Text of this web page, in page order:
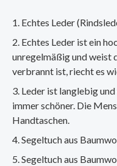
Echtes Leder
Echtes Leder ist ein
unregelmäßig und weist
verbrannt ist, riecht es
Leder ist langlebig
immer schöner. Die
Handtaschen.
Segeltuch aus
Segeltuch aus